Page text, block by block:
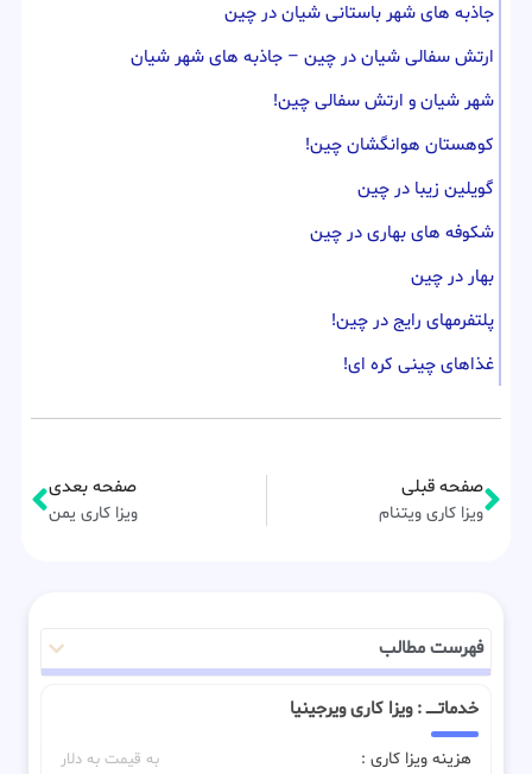
جاذبه های شهر باستانی شیان در چین
ارتش سفالی شیان در چین – جاذبه های شهر شیان
شهر شیان و ارتش سفالی چین!
کوهستان هوانگشان چین!
گویلین زیبا در چین
شکوفه های بهاری در چین
بهار در چین
پلتفرمهای رایج در چین!
غذاهای چینی کره ای!
صفحه قبلی
ویزا کاری ویتنام
صفحه بعدی
ویزا کاری یمن
فهرست مطالب
خدماتـــــ : ویزا کاری ویرجینیا
هزینه ویزا کاری : به قیمت به دلار